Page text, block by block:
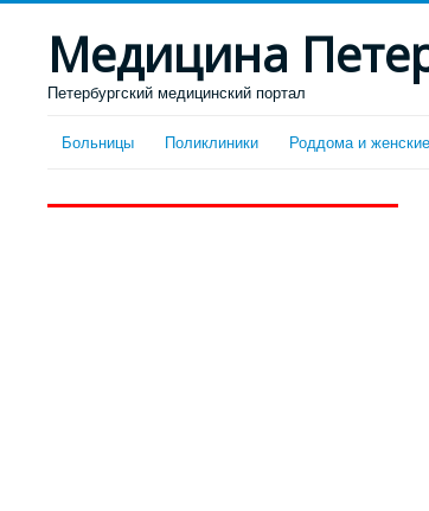
Медицина
Петербургский медицинский портал
Больницы Поликлиники Роддома и